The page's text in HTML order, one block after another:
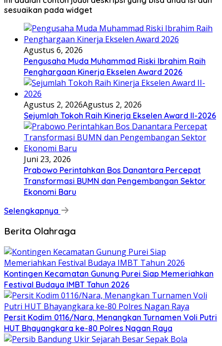
sesuaikan pada widget
Agustus 6, 2026
Pengusaha Muda Muhammad Riski Ibrahim Raih
Penghargaan Kinerja Ekselen Award 2026
Agustus 2, 2026Agustus 2, 2026
Sejumlah Tokoh Raih Kinerja Ekselen Award II-2026
Juni 23, 2026
Prabowo Perintahkan Bos Danantara Percepat
Transformasi BUMN dan Pengembangan Sektor
Ekonomi Baru
Selengkapnya
Berita Olahraga
Kontingen Kecamatan Gunung Purei Siap Memeriahkan
Festival Budaya IMBT Tahun 2026
Persit Kodim 0116/Nara, Menangkan Turnamen Voli Putri
HUT Bhayangkara ke-80 Polres Nagan Raya